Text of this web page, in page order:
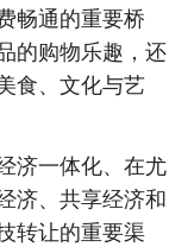
畅通的重要桥
的购物乐趣，还
食、文化与艺
济一体化、在尤
济、共享经济和
转让的重要渠